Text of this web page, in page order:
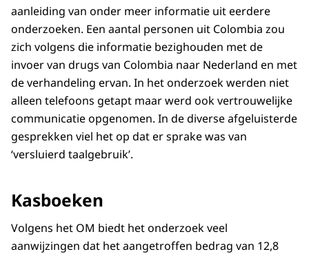
aanleiding van onder meer informatie uit eerdere
onderzoeken. Een aantal personen uit Colombia zou
zich volgens die informatie bezighouden met de
invoer van drugs van Colombia naar Nederland en met
de verhandeling ervan. In het onderzoek werden niet
alleen telefoons getapt maar werd ook vertrouwelijke
communicatie opgenomen. In de diverse afgeluisterde
gesprekken viel het op dat er sprake was van
‘versluierd taalgebruik’.
Kasboeken
Volgens het OM biedt het onderzoek veel
aanwijzingen dat het aangetroffen bedrag van 12,8